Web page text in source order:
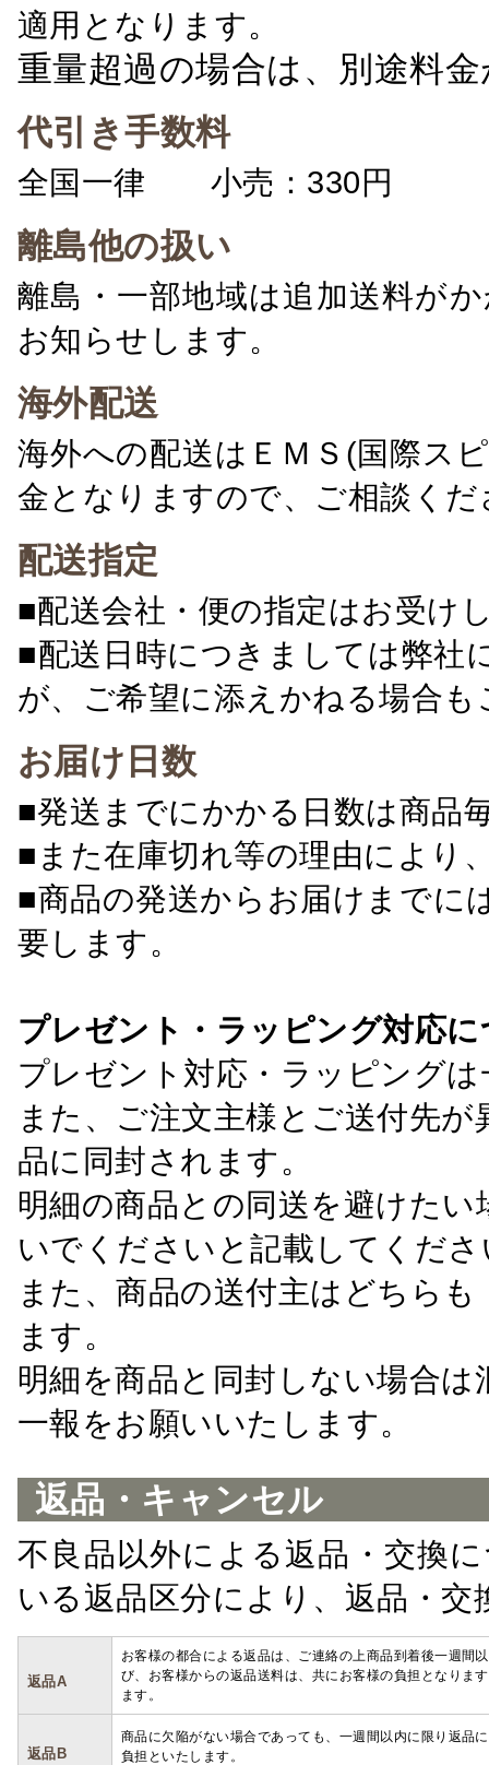
適用となります。
重量超過の場合は、別途料
代引き手数料
全国一律 小売：330円 卸
離島他の扱い
離島・一部地域は追加送料が
お知らせします。
海外配送
海外への配送はＥＭＳ(国際ス
金となりますので、ご相談くだ
配送指定
■配送会社・便の指定はお受け
■配送日時につきましては弊社
が、ご希望に添えかねる場合
お届け日数
■発送までにかかる日数は商品
■また在庫切れ等の理由により
■商品の発送からお届けまでに
要します。
プレゼント・ラッピング対応
プレゼント対応・ラッピング
また、ご注文主様とご送付先
品に同封されます。
明細の商品との同送を避けた
いでくださいと記載してくださ
また、商品の送付主はどちら
ます。
明細を商品と同封しない場合
一報をお願いいたします。
返品・キャンセル
不良品以外による返品・交換
いる返品区分により、返品・
返品A
お客様の都合による返品は、ご連絡の上商品到着後一週間
び、お客様からの返品送料は、共にお客様の負担となりま
ます。
返品B
商品に欠陥がない場合であっても、一週間以内に限り返品
負担といたします。